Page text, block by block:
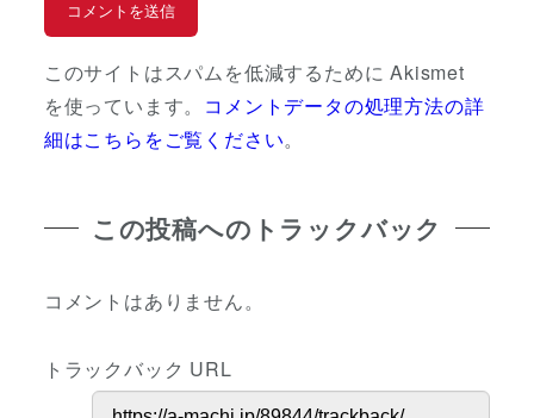
このサイトはスパムを低減するために Akismet
を使っています。 コメントデータの処理方法の詳
細はこちらをご覧ください。
この投稿へのトラックバック
コメントはありません。
トラックバック URL